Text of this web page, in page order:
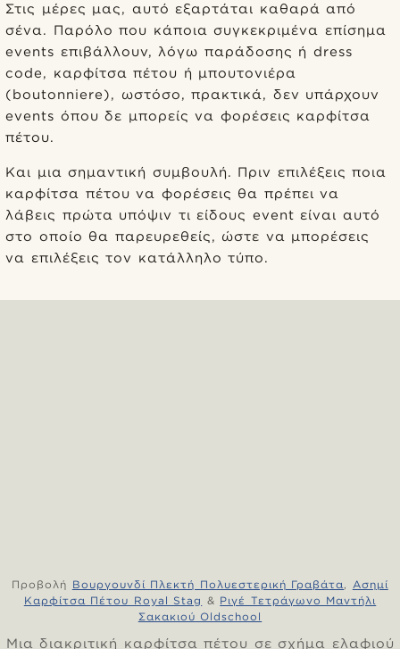
Στις μέρες μας, αυτό εξαρτάται καθαρά από
σένα. Παρόλο που κάποια συγκεκριμένα επίσημα
events επιβάλλουν, λόγω παράδοσης ή dress
code, καρφίτσα πέτου ή μπουτονιέρα
(boutonniere), ωστόσο, πρακτικά, δεν υπάρχουν
events όπου δε μπορείς να φορέσεις καρφίτσα
πέτου.
Και μια σημαντική συμβουλή. Πριν επιλέξεις ποια
καρφίτσα πέτου να φορέσεις θα πρέπει να
λάβεις πρώτα υπόψιν τι είδους event είναι αυτό
στο οποίο θα παρευρεθείς, ώστε να μπορέσεις
να επιλέξεις τον κατάλληλο τύπο.
Προβολή Βουργουνδί Πλεκτή Πολυεστερική Γραβάτα , Ασημί
Καρφίτσα Πέτου Royal Stag & Ριγέ Τετράγωνο Μαντήλι
Σακακιού Oldschool
Μια διακριτική καρφίτσα πέτου σε σχήμα ελαφιού